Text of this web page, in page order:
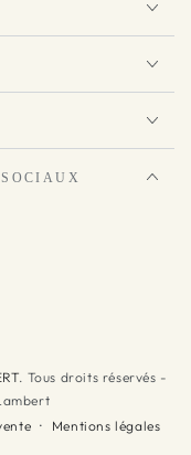
. Tous droits réservés -
Mentions légales